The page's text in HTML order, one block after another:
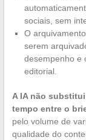
sociais, sem
O
serem
desempenho e
editorial.
A IA não
tempo entre o
pelo volume de
qualidade do